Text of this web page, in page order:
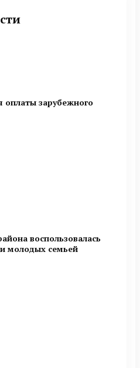
оплаты зарубежного
воспользовалась
молодых семьей